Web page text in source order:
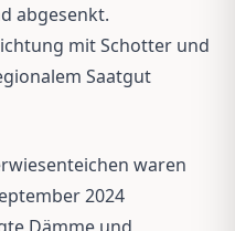
abgesenkt.
mit Schotter und
Saatgut
waren
2024